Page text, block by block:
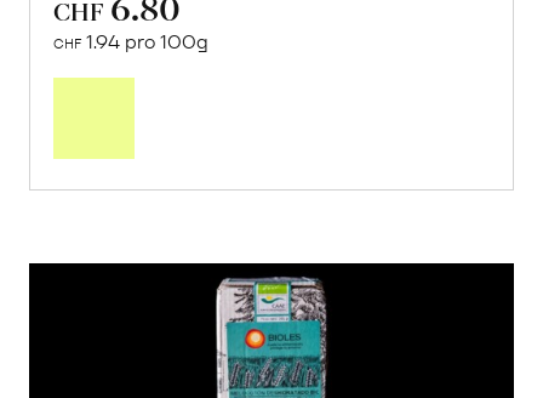
CHF
CHF 1.94 pro 100g